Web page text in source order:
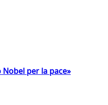
per la pace»